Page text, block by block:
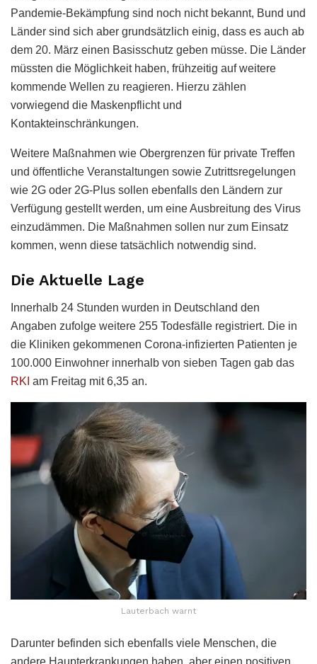
Pandemie-Bekämpfung sind noch nicht bekannt, Bund und
Länder sind sich aber grundsätzlich einig, dass es auch ab
dem 20. März einen Basisschutz geben müsse. Die Länder
müssten die Möglichkeit haben, frühzeitig auf weitere
kommende Wellen zu reagieren. Hierzu zählen
vorwiegend die Maskenpflicht und
Kontakteinschränkungen.
Weitere Maßnahmen wie Obergrenzen für private Treffen
und öffentliche Veranstaltungen sowie Zutrittsregelungen
wie 2G oder 2G-Plus sollen ebenfalls den Ländern zur
Verfügung gestellt werden, um eine Ausbreitung des Virus
einzudämmen. Die Maßnahmen sollen nur zum Einsatz
kommen, wenn diese tatsächlich notwendig sind.
Die Aktuelle Lage
Innerhalb 24 Stunden wurden in Deutschland den
Angaben zufolge weitere 255 Todesfälle registriert. Die in
die Kliniken gekommenen Corona-infizierten Patienten je
100.000 Einwohner innerhalb von sieben Tagen gab das
RKI am Freitag mit 6,35 an.
Lauterbach warnt
Darunter befinden sich ebenfalls viele Menschen, die
andere Haupterkrankungen haben, aber einen positiven